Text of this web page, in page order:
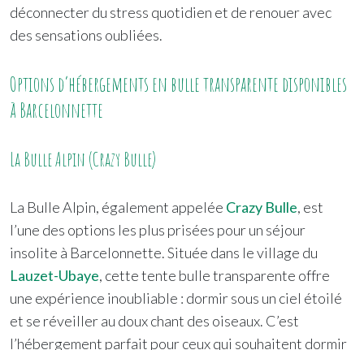
déconnecter du stress quotidien et de renouer avec
des sensations oubliées.
Options d’hébergements en bulle transparente disponibles
à Barcelonnette
La Bulle Alpin (Crazy Bulle)
La Bulle Alpin, également appelée Crazy Bulle, est
l’une des options les plus prisées pour un séjour
insolite à Barcelonnette. Située dans le village du
Lauzet-Ubaye, cette tente bulle transparente offre
une expérience inoubliable : dormir sous un ciel étoilé
et se réveiller au doux chant des oiseaux. C’est
l’hébergement parfait pour ceux qui souhaitent dormir